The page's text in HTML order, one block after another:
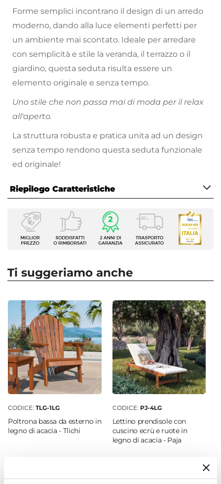
Forme semplici incontrano il design di un arredo
moderno, dando alla luce elementi perfetti per
un ambiente mai scontato. Ideale per arredare
con semplicità e stile la veranda, il terrazzo o il
giardino, questa seduta risulta essere un
elemento originale e senza tempo.
Uno stile che non passa mai di moda per il relax
all'aperto.
La struttura robusta e pratica unita ad un design
senza tempo rendono questa seduta funzionale
ed originale!
Riepilogo Caratteristiche
Caratteristiche
Tipologia
Divano
Posti A Sedere
Dimensioni
192 x 82 cm
Altezza
82 cm
Braccioli
Si
Materiale Rivestimento
Legno Teak
Tortora
Ti suggeriamo anche
CODICE: TLG-1LG
Poltrona bassa da esterno in
legno di acacia - Tlichi
CODICE: PJ-4LG
Lettino prendisole con
cuscino ecrù e ruote in
legno di acacia - Paja